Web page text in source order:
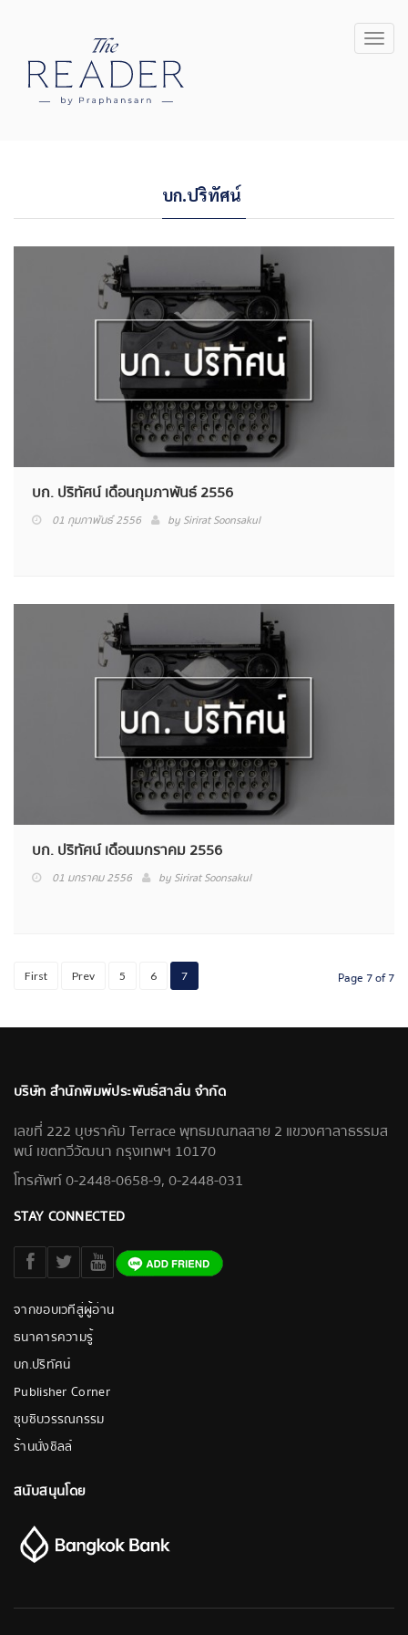
บก.ปริทัศน์
บก. ปริทัศน์ เดือนกุมภาพันธ์ 2556
01 กุมภาพันธ์ 2556 by Sirirat Soonsakul
บก. ปริทัศน์ เดือนมกราคม 2556
01 มกราคม 2556 by Sirirat Soonsakul
First Prev 5 6 7 Page 7 of 7
บริษัท สำนักพิมพ์ประพันธ์สาส์น จำกัด
เลขที่ 222 บุษราคัม Terrace พุทธมณฑลสาย 2 แขวงศาลาธรรมส
พน์ เขตทวีวัฒนา กรุงเทพฯ 10170
โทรศัพท์ 0-2448-0658-9, 0-2448-031
STAY CONNECTED
จากขอบเวทีสู่ผู้อ่าน
ธนาคารความรู้
บก.ปริทัศน์
Publisher Corner
ซุบซิบวรรณกรรม
ร้านนั่งชิลล์
สนับสนุนโดย